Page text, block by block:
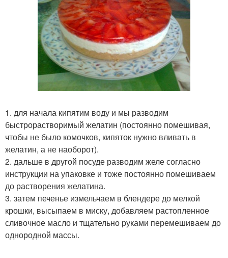
1. для начала кипятим воду и мы разводим
быстрорастворимый желатин (постоянно помешивая,
чтобы не было комочков, кипяток нужно вливать в
желатин, а не наоборот).
2. дальше в другой посуде разводим желе согласно
инструкции на упаковке и тоже постоянно помешиваем
до растворения желатина.
3. затем печенье измельчаем в блендере до мелкой
крошки, высыпаем в миску, добавляем растопленное
сливочное масло и тщательно руками перемешиваем до
однородной массы.